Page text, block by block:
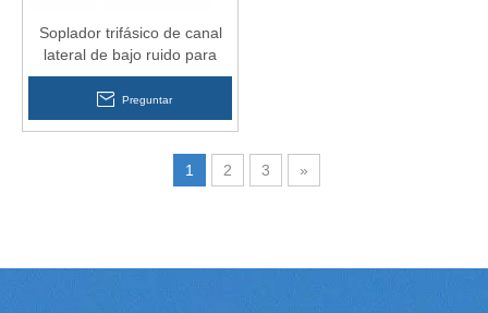
Soplador trifásico de canal
lateral de bajo ruido para
máquina de acabado
Preguntar
1 2 3 »